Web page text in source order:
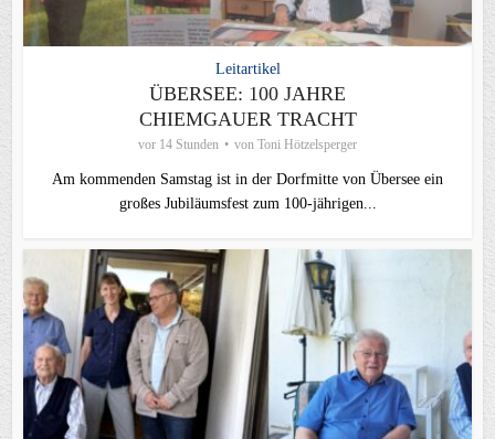
Leitartikel
ÜBERSEE: 100 JAHRE
CHIEMGAUER TRACHT
vor 14 Stunden von Toni Hötzelsperger
Am kommenden Samstag ist in der Dorfmitte von Übersee ein
großes Jubiläumsfest zum 100-jährigen...